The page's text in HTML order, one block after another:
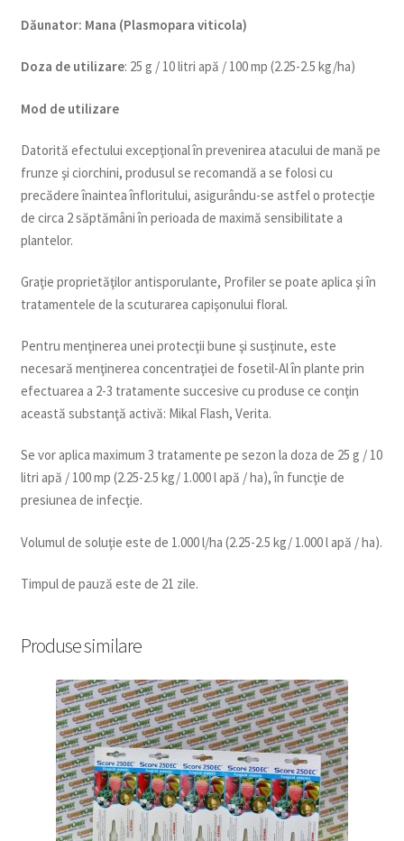
Dăunator: Mana (Plasmopara viticola)
Doza de utilizare: 25 g / 10 litri apă / 100 mp (2.25-2.5 kg/ha)
Mod de utilizare
Datorită efectului excepţional în prevenirea atacului de mană pe
frunze şi ciorchini, produsul se recomandă a se folosi cu
precădere înaintea înfloritului, asigurându-se astfel o protecţie
de circa 2 săptămâni în perioada de maximă sensibilitate a
plantelor.
Graţie proprietăţilor antisporulante, Profiler se poate aplica şi în
tratamentele de la scuturarea capişonului floral.
Pentru menţinerea unei protecţii bune şi susţinute, este
necesară menţinerea concentraţiei de fosetil-Al în plante prin
efectuarea a 2-3 tratamente succesive cu produse ce conţin
această substanţă activă: Mikal Flash, Verita.
Se vor aplica maximum 3 tratamente pe sezon la doza de 25 g / 10
litri apă / 100 mp (2.25-2.5 kg/ 1.000 l apă / ha), în funcţie de
presiunea de infecţie.
Volumul de soluţie este de 1.000 l/ha (2.25-2.5 kg/ 1.000 l apă / ha).
Timpul de pauză este de 21 zile.
Produse similare